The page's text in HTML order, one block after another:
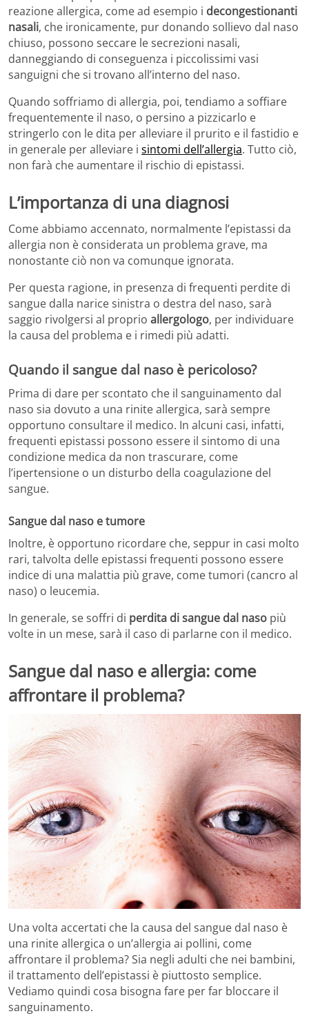
reazione allergica, come ad esempio i decongestionanti
nasali, che ironicamente, pur donando sollievo dal naso
chiuso, possono seccare le secrezioni nasali,
danneggiando di conseguenza i piccolissimi vasi
sanguigni che si trovano all’interno del naso.
Quando soffriamo di allergia, poi, tendiamo a soffiare
frequentemente il naso, o persino a pizzicarlo e
stringerlo con le dita per alleviare il prurito e il fastidio e
in generale per alleviare i sintomi dell’allergia. Tutto ciò,
non farà che aumentare il rischio di epistassi.
L’importanza di una diagnosi
Come abbiamo accennato, normalmente l’epistassi da
allergia non è considerata un problema grave, ma
nonostante ciò non va comunque ignorata.
Per questa ragione, in presenza di frequenti perdite di
sangue dalla narice sinistra o destra del naso, sarà
saggio rivolgersi al proprio allergologo, per individuare
la causa del problema e i rimedi più adatti.
Quando il sangue dal naso è pericoloso?
Prima di dare per scontato che il sanguinamento dal
naso sia dovuto a una rinite allergica, sarà sempre
opportuno consultare il medico. In alcuni casi, infatti,
frequenti epistassi possono essere il sintomo di una
condizione medica da non trascurare, come
l’ipertensione o un disturbo della coagulazione del
sangue.
Sangue dal naso e tumore
Inoltre, è opportuno ricordare che, seppur in casi molto
rari, talvolta delle epistassi frequenti possono essere
indice di una malattia più grave, come tumori (cancro al
naso) o leucemia.
In generale, se soffri di perdita di sangue dal naso più
volte in un mese, sarà il caso di parlarne con il medico.
Sangue dal naso e allergia: come
affrontare il problema?
Una volta accertati che la causa del sangue dal naso è
una rinite allergica o un’allergia ai pollini, come
affrontare il problema? Sia negli adulti che nei bambini,
il trattamento dell’epistassi è piuttosto semplice.
Vediamo quindi cosa bisogna fare per far bloccare il
sanguinamento.